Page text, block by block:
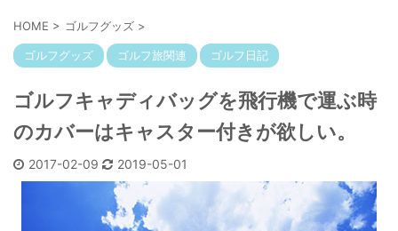
HOME > ゴルフグッズ >
ゴルフグッズ ゴルフ旅関連 ゴルフ日記
ゴルフキャディバッグを飛行機で運ぶ時
のカバーはキャスター付きが欲しい。
2017-02-09 2019-05-01